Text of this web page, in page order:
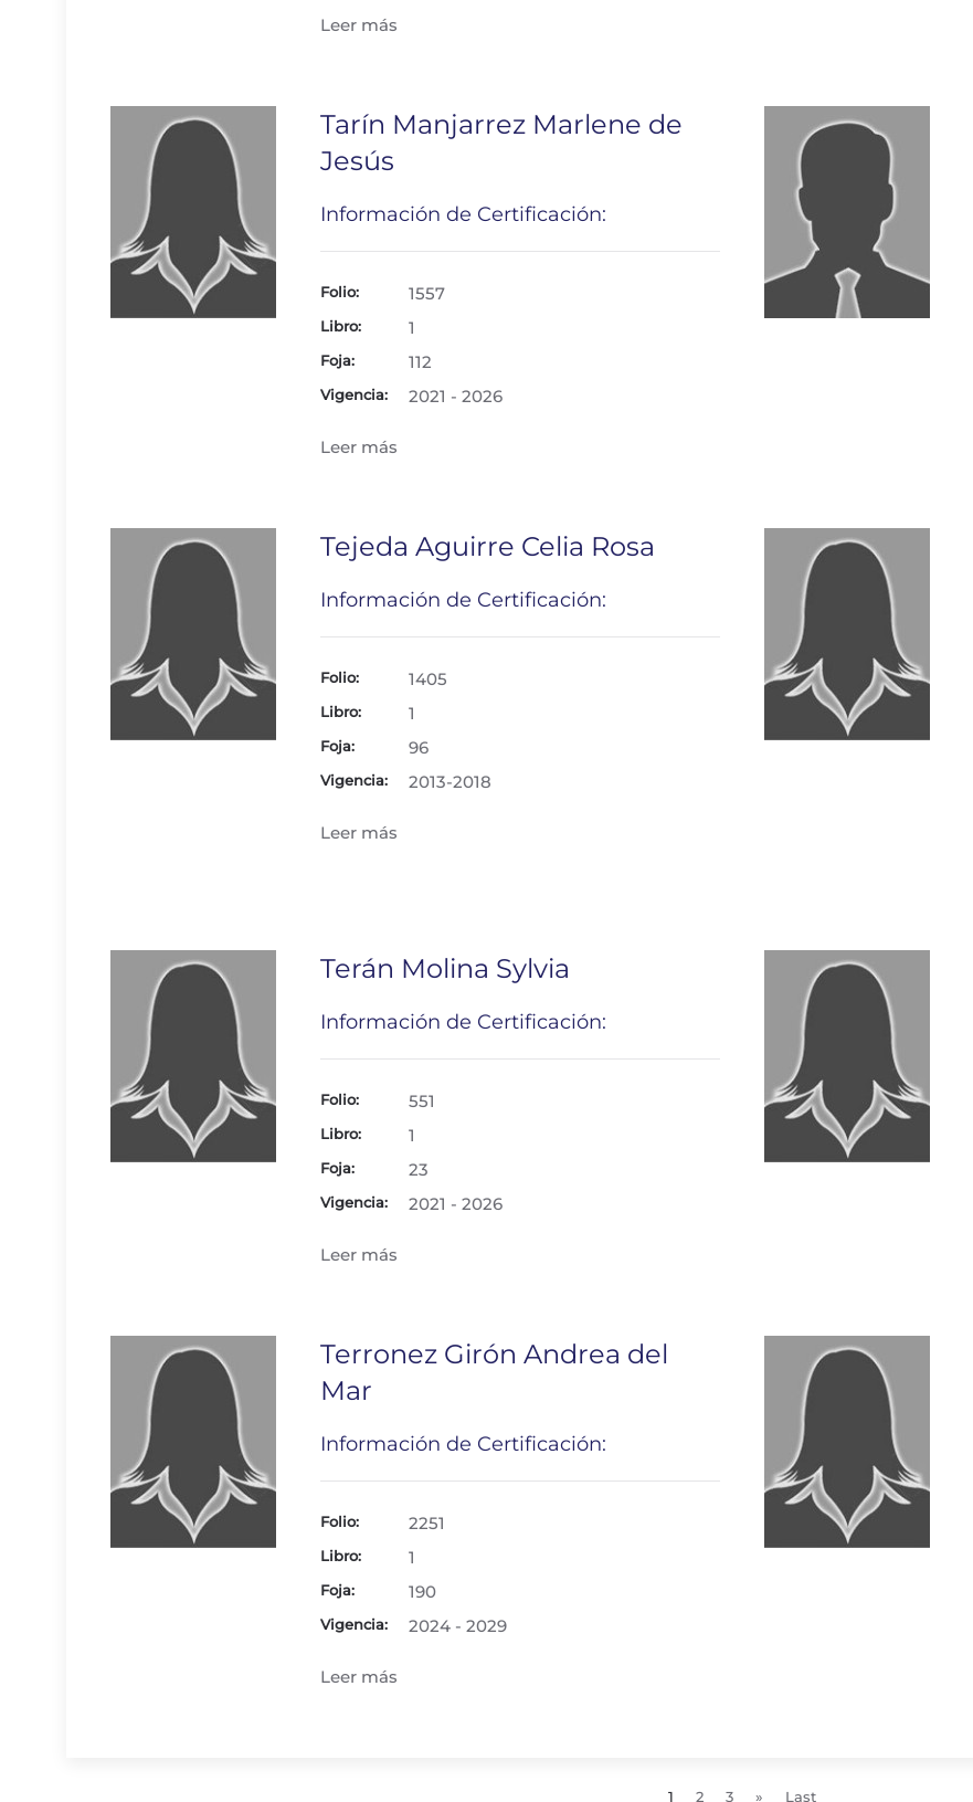
Leer más
Tarín Manjarrez Marlene de
Jesús
Información de Certificación:
Folio: 1557
Libro: 1
Foja: 112
Vigencia: 2021 - 2026
Leer más
Tejeda Aguirre Celia Rosa
Información de Certificación:
Folio: 1405
Libro: 1
Foja: 96
Vigencia: 2013-2018
Leer más
Terán Molina Sylvia
Información de Certificación:
Folio: 551
Libro: 1
Foja: 23
Vigencia: 2021 - 2026
Leer más
Terronez Girón Andrea del
Mar
Información de Certificación:
Folio: 2251
Libro: 1
Foja: 190
Vigencia: 2024 - 2029
Leer más
1 2 3 » Last